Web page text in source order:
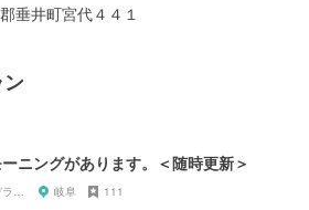
垂井町宮代４４１
ニングがあります。＜随時更新＞
岐阜 111